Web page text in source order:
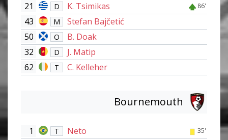
21 D K. Tsimikas 86'
43 M
Stefan Bajčetić
50
O
B. Doak
32
D
J. Matip
62
T C. Kelleher
Bournemouth
1 T Neto 35'